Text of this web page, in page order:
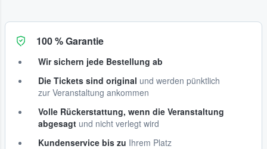
100 % Garantie
Wir sichern jede Bestellung ab
Die Tickets sind original und werden pünktlich
zur Veranstaltung ankommen
Volle Rückerstattung, wenn die Veranstaltung
abgesagt und nicht verlegt wird
Kundenservice bis zu Ihrem Platz